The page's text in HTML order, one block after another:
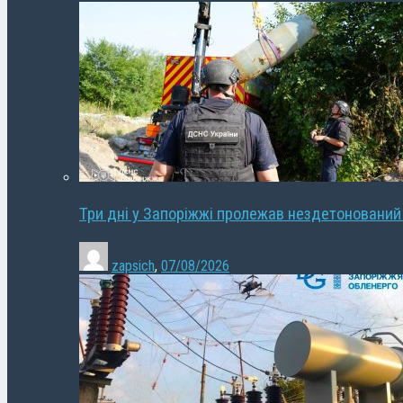
Три дні у Запоріжжі пролежав
zapsich, 07/08/2026